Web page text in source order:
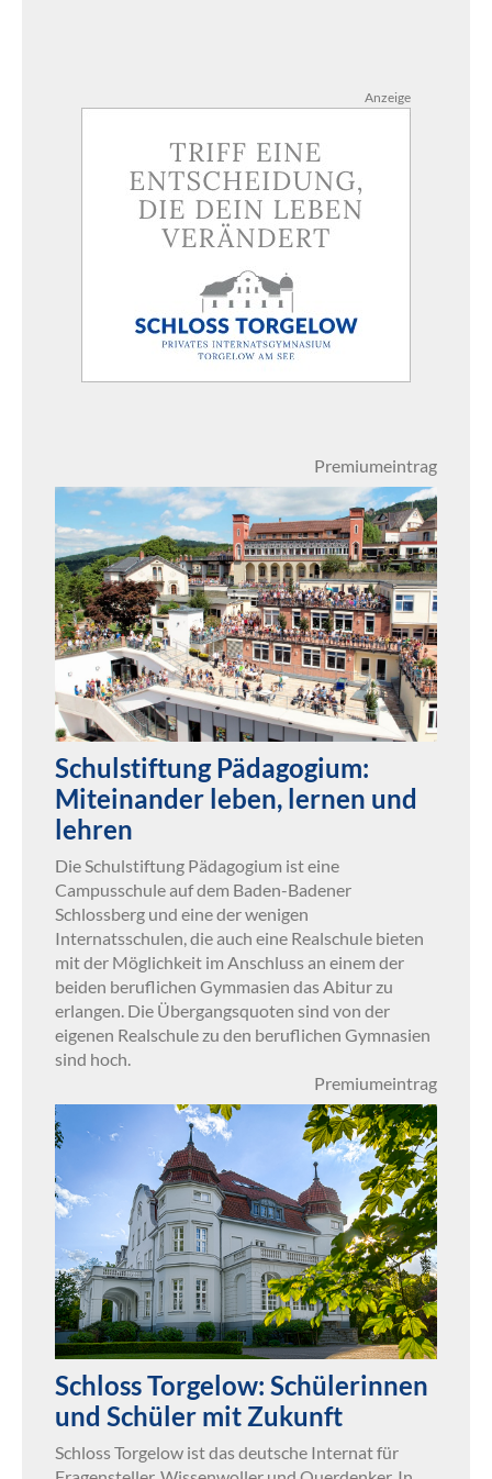
Anzeige
Premiumeintrag
Schulstiftung Pädagogium:
Miteinander leben, lernen und
lehren
Die Schulstiftung Pädagogium ist eine
Campusschule auf dem Baden-Badener
Schlossberg und eine der wenigen
Internatsschulen, die auch eine Realschule bieten
mit der Möglichkeit im Anschluss an einem der
beiden beruflichen Gymmasien das Abitur zu
erlangen. Die Übergangsquoten sind von der
eigenen Realschule zu den beruflichen Gymnasien
sind hoch.
Premiumeintrag
Schloss Torgelow: Schülerinnen
und Schüler mit Zukunft
Schloss Torgelow ist das deutsche Internat für